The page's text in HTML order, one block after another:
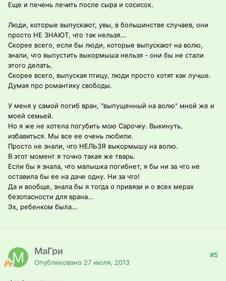
Еще и печень лечить после сыра и сосисок.
Люди, которые выпускают, увы, в большинстве случаев, они
просто НЕ ЗНАЮТ, что так нельзя...
Скорее всего, если бы люди, которые выпускают на волю,
знали, что выпустить выкормыша нельзя - они бы не стали
этого делать.
Скорее всего, выпуская птицу, люди просто хотят как лучше.
Думая про романтику свободы.
У меня у самой погиб вран, "выпущенный на волю" мной же и
моей семьей.
Но я же не хотела погубить мою Сарочку. Выкинуть,
избавиться. Мы все ее очень любили.
Просто не знали, что НЕЛЬЗЯ выкормышу на волю.
В этот момент я точно такая же тварь.
Если бы я знала, что малышка погибнет, я бы ни за что не
оставила бы ее на даче одну. Ни за что!
Да и вообще, знала бы я тогда о привязи и о всех мерах
безопасности для врана...
Эх, ребенком была...
МаГри
Опубликовано 27 июля, 2013
#5